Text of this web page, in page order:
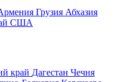
Грузия Абхазия
США
край Дагестан Чечня